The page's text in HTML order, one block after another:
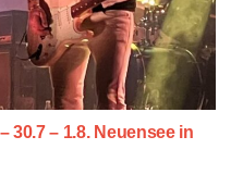
30.7 – 1.8. Neuensee in